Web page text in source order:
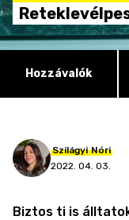
Hozzávalók
Szilágyi Nóri
2022. 04. 03.
Biztos ti is